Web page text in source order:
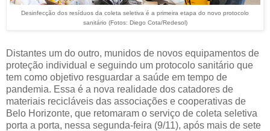
Desinfecção dos resíduos da coleta seletiva é a primeira etapa do novo protocolo
sanitário (Fotos: Diego Cota/Redesol)
Distantes um do outro, munidos de novos equipamentos de
proteção individual e seguindo um protocolo sanitário que
tem como objetivo resguardar a saúde em tempo de
pandemia. Essa é a nova realidade dos catadores de
materiais recicláveis das associações e cooperativas de
Belo Horizonte, que retomaram o serviço de coleta seletiva
porta a porta, nessa segunda-feira (9/11), após mais de sete